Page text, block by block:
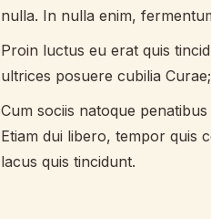
nulla. In nulla enim,
Proin luctus eu erat quis
ultrices posuere cubilia
Cum sociis natoque
Etiam dui libero, tempor quis
lacus quis tincidunt.